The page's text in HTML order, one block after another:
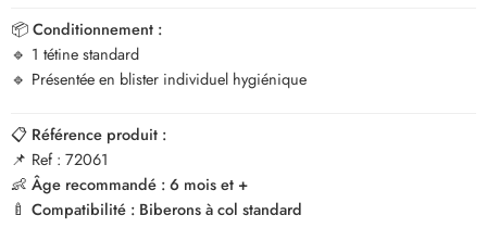
📦Conditionnement :
🔹 1 tétine standard
🔹 Présentée en blister individuel hygiénique
📋 Référence produit :
📌 Ref : 72061
👶 Âge recommandé : 6 mois et +
🍼 Compatibilité : Biberons à col standard